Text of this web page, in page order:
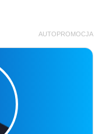
AUTOPROMOCJA